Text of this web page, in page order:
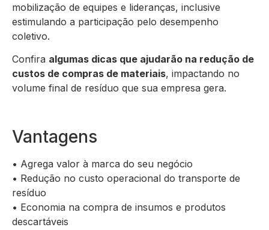
mobilização de equipes e lideranças, inclusive
estimulando a participação pelo desempenho
coletivo.
Confira algumas dicas que ajudarão na redução de
custos de compras de materiais, impactando no
volume final de resíduo que sua empresa gera.
Vantagens
• Agrega valor à marca do seu negócio
• Redução no custo operacional do transporte de
resíduo
• Economia na compra de insumos e produtos
descartáveis